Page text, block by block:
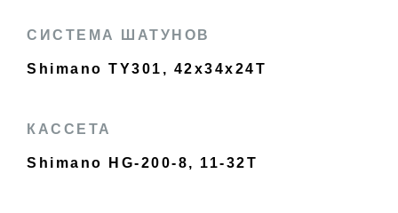
СИСТЕМА ШАТУНОВ
Shimano TY301, 42x34x24T
КАССЕТА
Shimano HG-200-8, 11-32T